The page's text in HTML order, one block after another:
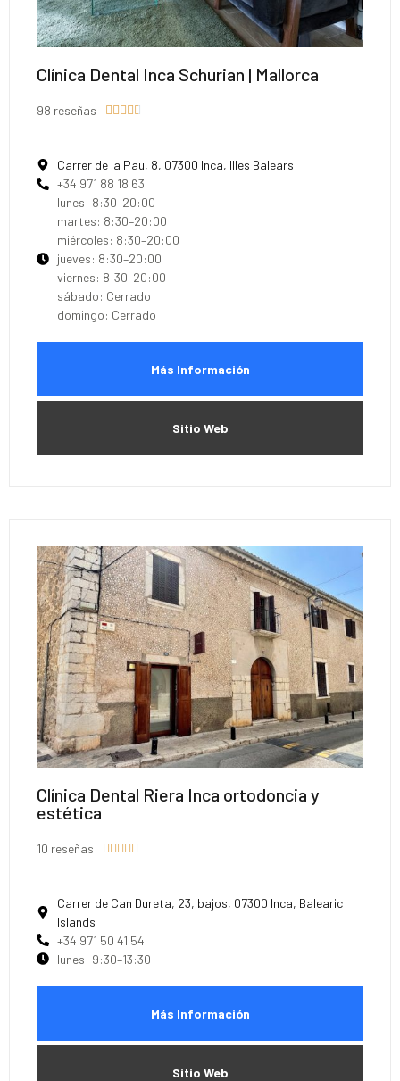
Clínica Dental Inca Schurian | Mallorca
98 reseñas     
Carrer de la Pau, 8, 07300 Inca, Illes Balears
+34 971 88 18 63
lunes: 8:30–20:00
martes: 8:30–20:00
miércoles: 8:30–20:00
jueves: 8:30–20:00
viernes: 8:30–20:00
sábado: Cerrado
domingo: Cerrado
Más Información
Sitio Web
Clínica Dental Riera Inca ortodoncia y
estética
10 reseñas 
Carrer de Can Dureta, 23, bajos, 07300 Inca, Balearic
Islands
+34 971 50 41 54
lunes: 9:30–13:30
Más Información
Sitio Web